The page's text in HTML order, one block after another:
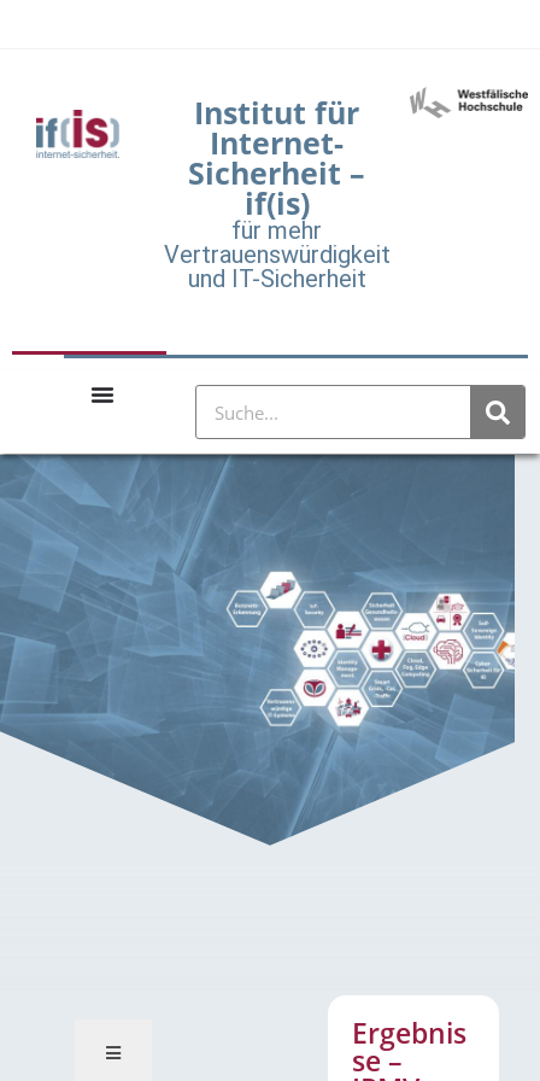
Institut für
Internet-
Sicherheit –
if(is)
für mehr
Vertrauenswürdigkeit
und IT-Sicherheit
Ergebnis
se –